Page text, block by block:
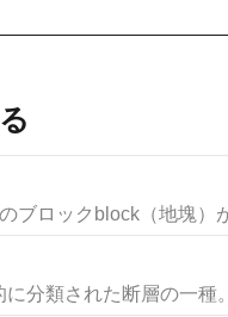
ブロックblock（地塊）
分類された断層の一種